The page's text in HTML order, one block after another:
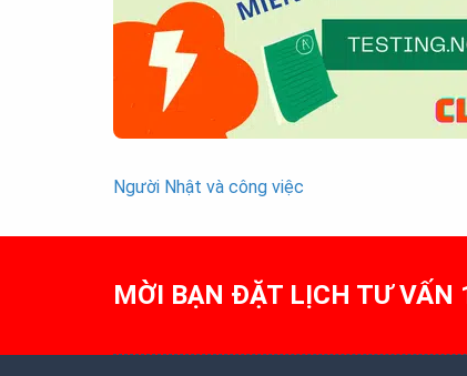
Post
navigation
Người Nhật và công việc
MỜI BẠN ĐẶT LỊCH TƯ VẤN